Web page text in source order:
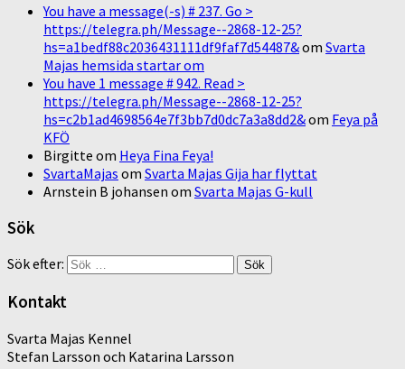
You have a message(-s) # 237. Go >
https://telegra.ph/Message--2868-12-25?
hs=a1bedf88c2036431111df9faf7d54487&om Svarta
Majas hemsida startar om
You have 1 message # 942. Read >
https://telegra.ph/Message--2868-12-25?
hs=c2b1ad4698564e7f3bb7d0dc7a3a8dd2&om Feya på
KFÖ
Birgitte om Heya Fina Feya!
SvartaMajas om Svarta Majas Gija har flyttat
Arnstein B johansen om Svarta Majas G-kull
Sök
Sök efter:
Kontakt
Svarta Majas Kennel
Stefan Larsson och Katarina Larsson